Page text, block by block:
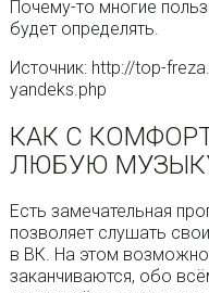
Почему-то многие
будет определять.
Источник: http://top-
yandeks.php
КАК С
ЛЮБУЮ
Есть замечательная
позволяет слушать
в ВК. На этом
заканчиваются, обо